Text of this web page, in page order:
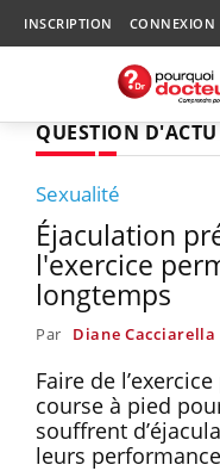
INSCRIPTION CONNEXION
QUESTION D'ACTU
Sexualité
Éjaculation
l'exercice
longtemps
Par Diane Cacciarella
Faire de
course à pied
souffrent
leurs